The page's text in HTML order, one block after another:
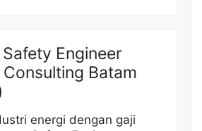
Engineer
Batam
energi dengan gaji